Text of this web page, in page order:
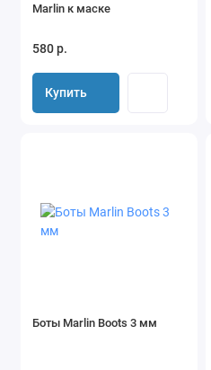
Marlin к маске
580 р.
Купить
Боты Marlin Boots 3 мм